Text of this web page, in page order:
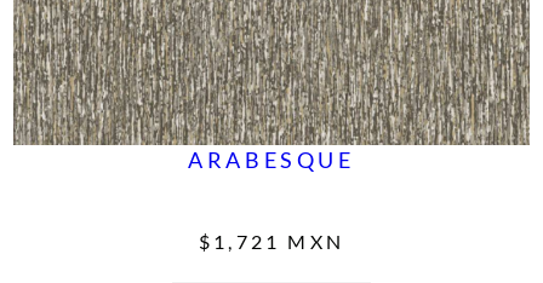
ARABESQUE
$ 1,721 MXN